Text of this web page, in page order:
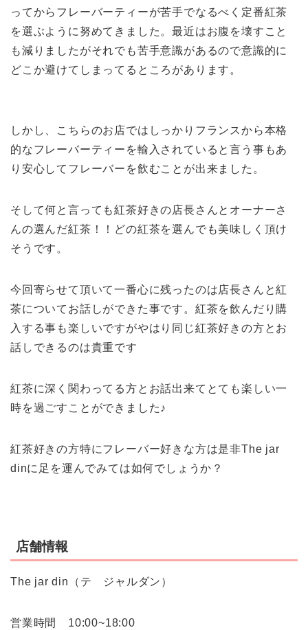
ってからフレーバーティーが苦手でなるべく定番紅茶
を選ぶように努めてきました。最近はお腹を壊すこと
も減りましたがそれでも苦手意識があるので意識的に
どこか避けてしまってるところがあります。
しかし、こちらのお店ではしっかりフランスから本格
的なフレーバーティーを輸入されていると言う事もあ
り安心してフレーバーを飲むことが出来ました。
そして何と言っても紅茶好きの店長さんとオーナーさ
んの選んだ紅茶！！どの紅茶を選んでも美味しく頂け
そうです。
今回寄らせて頂いて一番心に残ったのは店長さんと紅
茶についてお話しができた事です。紅茶を飲んだり購
入する事も楽しいですがやはり同じ紅茶好きの方とお
話しできるのは貴重です
紅茶に深く関わってる方とお話出来てとても楽しい一
時を過ごすことができました♪
紅茶好きの方特にフレーバー好きな方は是非The jar
dinに足を運んでみては如何でしょうか？
店舗情報
The jar din（テ ジャルダン）
営業時間 10:00~18:00